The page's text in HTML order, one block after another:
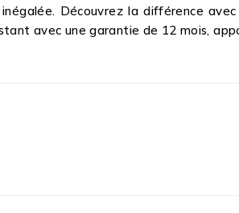
Découvrez la différence
avec une garantie de 12 mois,